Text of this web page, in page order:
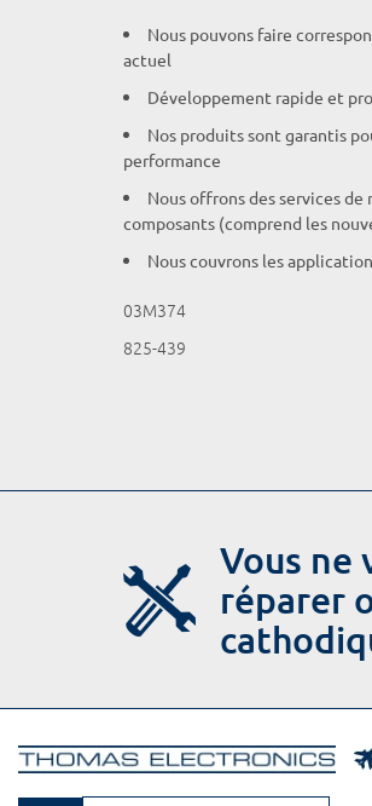
Nous pouvons faire
actuel
Développement rapide et
Nos produits sont garantis
performance
Nous offrons des services
composants (comprend les
Nous couvrons les
03M374
825-439
Vous ne
réparer